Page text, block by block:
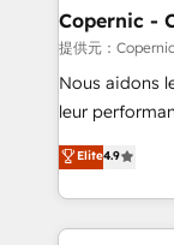
One
across offices
Canada,
South Africa. Certified compliant with ISO/IEC
international
Copernic -
提供元：
Nous aidons
leur
Intégration de
téléphonie, etc.) • Alignement des équipes grâce
outil et des données
collecte et de
Elite4.9